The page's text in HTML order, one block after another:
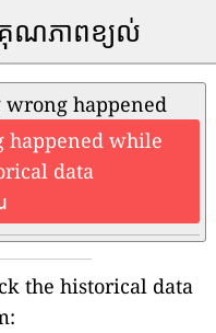
គុណភាពខ្យល់
wrong happened
happened while
data
the historical data